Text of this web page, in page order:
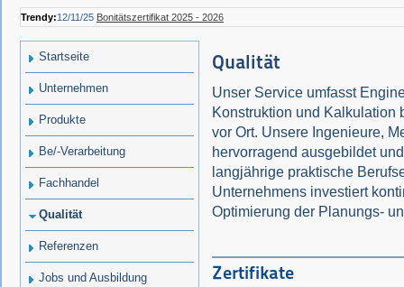
Trendy:12/11/25 Bonitätszertifikat 2025 - 2026
Startseite
Unternehmen
Produkte
Be/-Verarbeitung
Fachhandel
Qualität
Referenzen
Jobs und Ausbildung
Qualität
Unser Service umfasst
Konstruktion und Kalkulation
vor Ort. Unsere Ingenieure,
hervorragend ausgebildet
langjährige praktische
Unternehmens investiert
Optimierung der Planungs-
Zertifikate